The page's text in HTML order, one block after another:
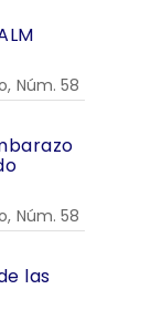
Núm. 58
Núm. 58
las